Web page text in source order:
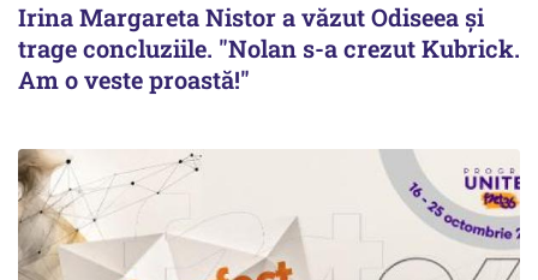
Irina Margareta Nistor a văzut Odiseea şi
trage concluziile. "Nolan s-a crezut Kubrick.
Am o veste proastă!"